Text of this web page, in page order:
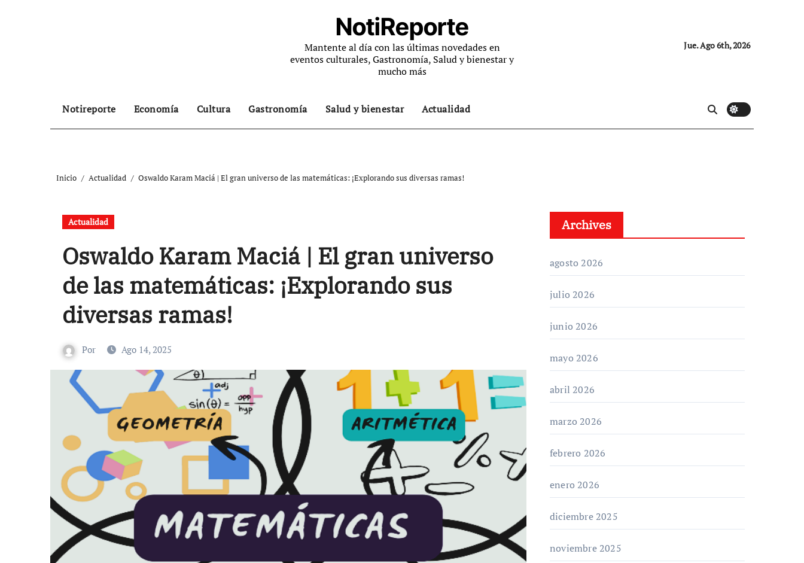
NotiReporte
Mantente al día con las últimas novedades en
eventos culturales, Gastronomía, Salud y bienestar y
mucho más
Jue. Ago 6th, 2026
Notireporte Economía Cultura Gastronomía Salud y bienestar Actualidad
Inicio Actualidad Oswaldo Karam Maciá | El gran universo de las matemáticas: ¡Explorando sus diversas ramas!
Actualidad
Oswaldo Karam Maciá | El gran universo
de las matemáticas: ¡Explorando sus
diversas ramas!
Por Ago 14, 2025
Archives
agosto 2026
julio 2026
junio 2026
mayo 2026
abril 2026
marzo 2026
febrero 2026
enero 2026
diciembre 2025
noviembre 2025